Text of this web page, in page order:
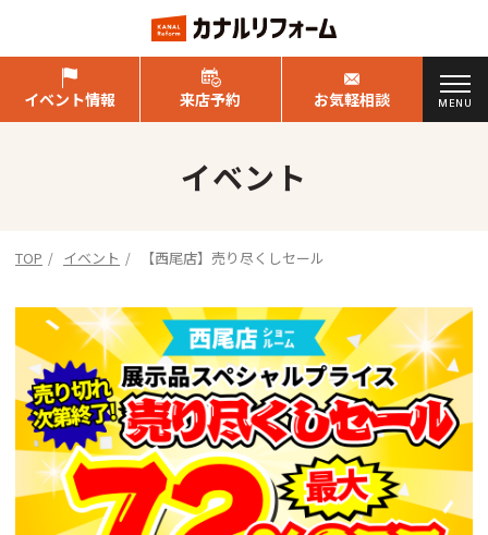
イベント情報 来店予約 お気軽相談 MENU
イベント
TOP イベント 【西尾店】売り尽くしセール